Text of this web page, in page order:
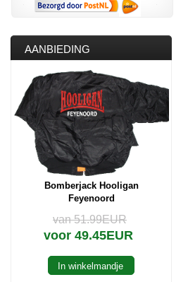
AANBIEDING
Bomberjack Hooligan
Feyenoord
van 51.99EUR
voor 49.45EUR
In winkelmandje